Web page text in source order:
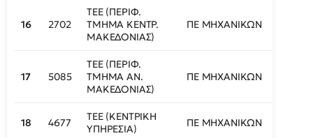
16 2702
ΤΕΕ (ΠΕΡΙΦ.
ΤΜΗΜΑ ΚΕΝΤΡ.
ΜΑΚΕΔΟΝΙΑΣ)
ΠΕ ΜΗΧΑΝΙΚΩΝ
17 5085
ΤΕΕ (ΠΕΡΙΦ.
ΤΜΗΜΑ ΑΝ.
ΜΑΚΕΔΟΝΙΑΣ)
ΠΕ ΜΗΧΑΝΙΚΩΝ
18 4677
ΤΕΕ (ΚΕΝΤΡΙΚΗ
ΥΠΗΡΕΣΙΑ)
ΠΕ ΜΗΧΑΝΙΚΩΝ